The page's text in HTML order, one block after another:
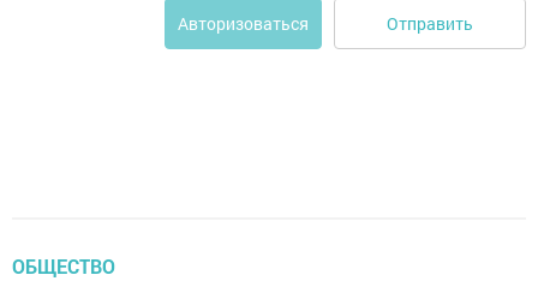
Авторизоваться Отправить
ОБЩЕСТВО